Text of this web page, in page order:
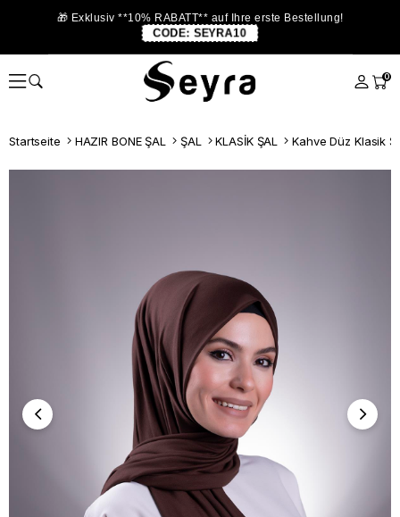
🎁 Exklusiv **10% RABATT** auf Ihre erste Bestellung!
CODE: SEYRA10
0
Startseite HAZIR BONE ŞAL ŞAL KLASİK ŞAL